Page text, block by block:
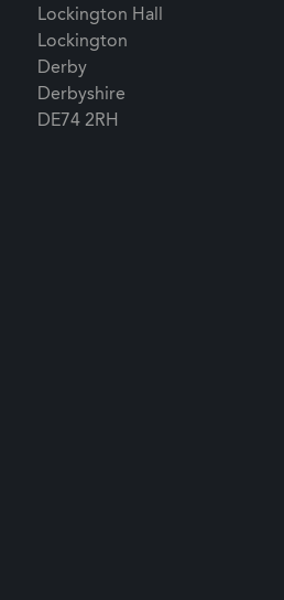
Lockington Hall
Lockington
Derby
Derbyshire
DE74 2RH